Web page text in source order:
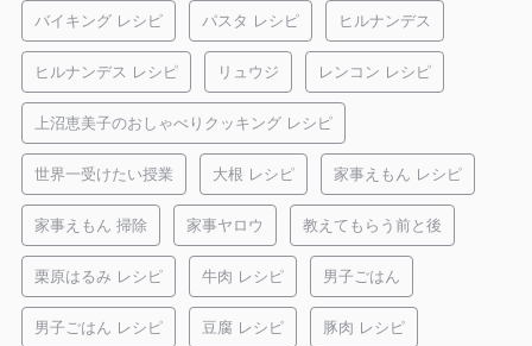
バイキング レシピ パスタ レシピ ヒルナンデス
ヒルナンデス レシピ リュウジ レンコン レシピ
上沼恵美子のおしゃべりクッキング レシピ
世界一受けたい授業 大根 レシピ 家事えもん レシピ
家事えもん 掃除 家事ヤロウ 教えてもらう前と後
栗原はるみ レシピ 牛肉 レシピ 男子ごはん
男子ごはん レシピ 豆腐 レシピ 豚肉 レシピ